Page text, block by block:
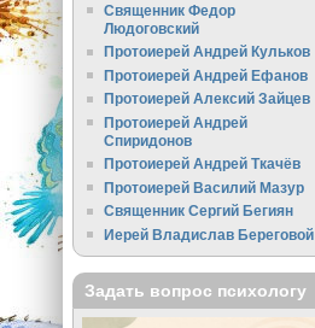
Священник Федор
Людоговский
Протоиерей Андрей Кульков
Протоиерей Андрей Ефанов
Протоиерей Алексий Зайцев
Протоиерей Андрей
Спиридонов
Протоиерей Андрей Ткачёв
Протоиерей Василий Мазур
Священник Сергий Бегиян
Иерей Владислав Береговой
Задать вопрос психологу